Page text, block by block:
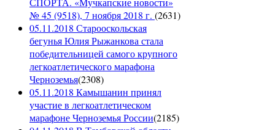
№ 45 (9518), 7 ноября 2018 г. (2631)
05.11.2018 Старооскольская
бегунья Юлия Рыжанкова стала
победительницей самого крупного
легкоатлетического марафона
Черноземья(2308)
05.11.2018 Камышанин принял
участие в легкоатлетическом
марафоне Черноземья России(2185)